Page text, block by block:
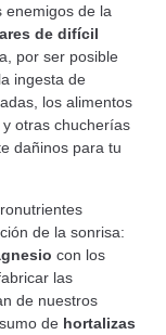
enemigos de la
de difícil
por ser posible
ingesta de
los alimentos
otras chucherías
dañinos para tu
de la sonrisa:
con los
las
de nuestros
de hortalizas